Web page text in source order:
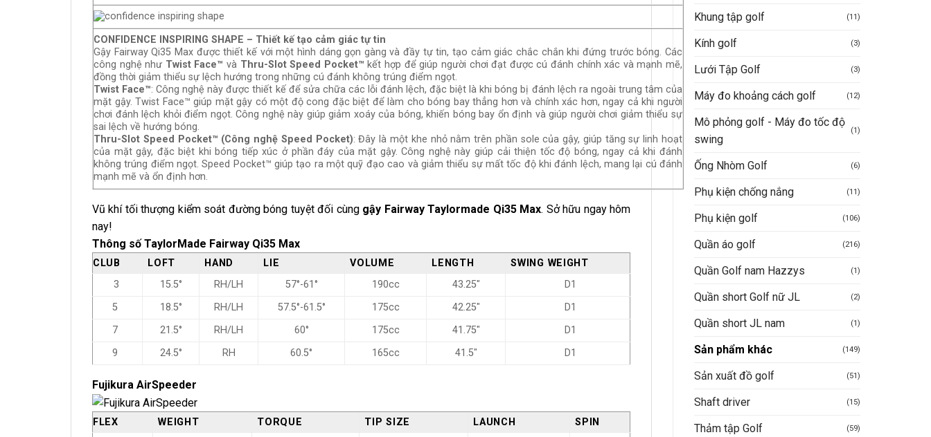
Khung tập golf (11)
Kính golf (3)
Lưới Tập Golf (3)
Máy đo khoảng cách golf (12)
Mô phỏng golf - Máy đo tốc độ
swing
(1)
Ống Nhòm Golf (6)
Phụ kiện chống nắng (11)
Phụ kiện golf (106)
Quần áo golf (216)
Quần Golf nam Hazzys (1)
Quần short Golf nữ JL (2)
Quần short JL nam (1)
Sản phẩm khác (149)
Sản xuất đồ golf (51)
Shaft driver (15)
Thảm tập Golf (59)
CONFIDENCE INSPIRING SHAPE – Thiết kế tạo cảm giác tự tin
Gậy Fairway Qi35 Max được thiết kế với một hình dáng gọn gàng và đầy tự tin, tạo cảm giác chắc chắn khi đứng trước bóng. Các
công nghệ như Twist Face™ và Thru-Slot Speed Pocket™ kết hợp để giúp người chơi đạt được cú đánh chính xác và mạnh mẽ,
đồng thời giảm thiểu sự lệch hướng trong những cú đánh không trúng điểm ngọt.
Twist Face™: Công nghệ này được thiết kế để sửa chữa các lỗi đánh lệch, đặc biệt là khi bóng bị đánh lệch ra ngoài trung tâm của
mặt gậy. Twist Face™ giúp mặt gậy có một độ cong đặc biệt để làm cho bóng bay thẳng hơn và chính xác hơn, ngay cả khi người
chơi đánh lệch khỏi điểm ngọt. Công nghệ này giúp giảm xoáy của bóng, khiến bóng bay ổn định và giúp người chơi giảm thiểu sự
sai lệch về hướng bóng.
Thru-Slot Speed Pocket™ (Công nghệ Speed Pocket): Đây là một khe nhỏ nằm trên phần sole của gậy, giúp tăng sự linh hoạt
của mặt gậy, đặc biệt khi bóng tiếp xúc ở phần đáy của mặt gậy. Công nghệ này giúp cải thiện tốc độ bóng, ngay cả khi đánh
không trúng điểm ngọt. Speed Pocket™ giúp tạo ra một quỹ đạo cao và giảm thiểu sự mất tốc độ khi đánh lệch, mang lại cú đánh
mạnh mẽ và ổn định hơn.
Vũ khí tối thượng kiểm soát đường bóng tuyệt đối cùng gậy Fairway Taylormade Qi35 Max. Sở hữu ngay hôm
nay!
Thông số TaylorMade Fairway Qi35 Max
CLUB LOFT HAND LIE VOLUME LENGTH
SWING WEIGHT
3
15.5° RH/LH 57°-61° 190cc 43.25″
D1
5
18.5° RH/LH 57.5°-61.5° 175cc 42.25″
D1
7
21.5° RH/LH 60° 175cc 41.75″
D1
9
24.5° RH 60.5° 165cc 41.5″ D1
Fujikura AirSpeeder
FLEX WEIGHT TORQUE TIP SIZE LAUNCH
SPIN